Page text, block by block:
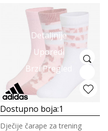
Detaljnije
Uporedi
Brzi Pregled
Dostupno boja:1
Dječije čarape za trening